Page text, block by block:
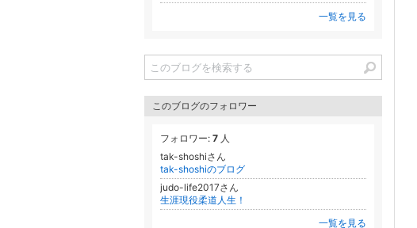
一覧を見る
このブログのフォロワー
フォロワー: 7 人
tak-shoshiさん
tak-shoshiのブログ
judo-life2017さん
生涯現役柔道人生！
一覧を見る